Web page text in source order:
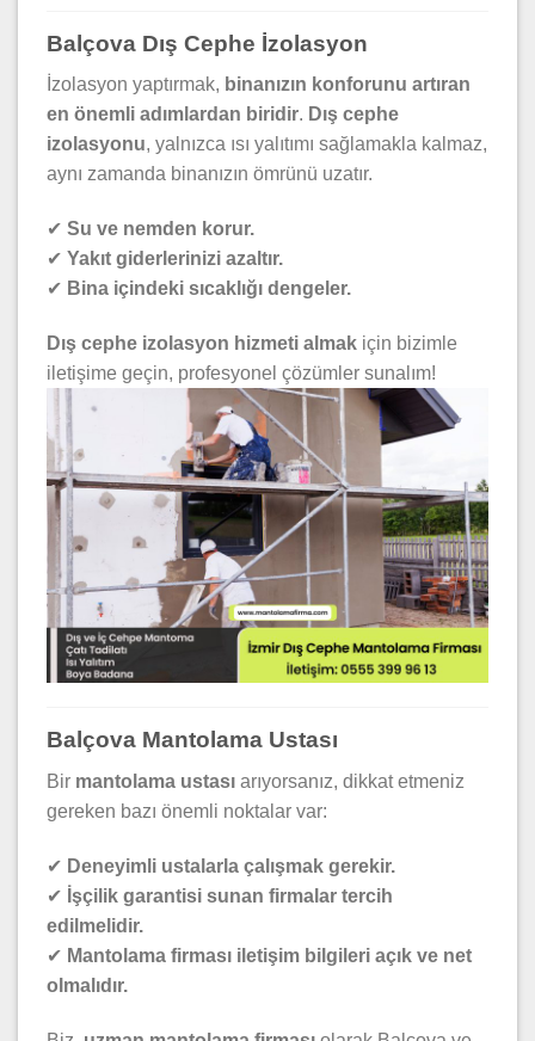
Balçova Dış Cephe İzolasyon
İzolasyon yaptırmak, binanızın konforunu artıran
en önemli adımlardan biridir. Dış cephe
izolasyonu, yalnızca ısı yalıtımı sağlamakla kalmaz,
aynı zamanda binanızın ömrünü uzatır.
✔ Su ve nemden korur.
✔ Yakıt giderlerinizi azaltır.
✔ Bina içindeki sıcaklığı dengeler.
Dış cephe izolasyon hizmeti almak için bizimle
iletişime geçin, profesyonel çözümler sunalım!
Balçova Mantolama Ustası
Bir mantolama ustası arıyorsanız, dikkat etmeniz
gereken bazı önemli noktalar var:
✔ Deneyimli ustalarla çalışmak gerekir.
✔ İşçilik garantisi sunan firmalar tercih
edilmelidir.
✔ Mantolama firması iletişim bilgileri açık ve net
olmalıdır.